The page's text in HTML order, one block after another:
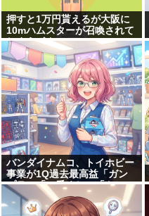
押すと1万円貰えるが大阪に
10mハムスターが召喚されて
しまうボタン
バンダイナムコ、トイホビー
事業が1Q過去最高益「ガン
プラ」「一番くじ」「トレ
カ」など大人向け商材好調で